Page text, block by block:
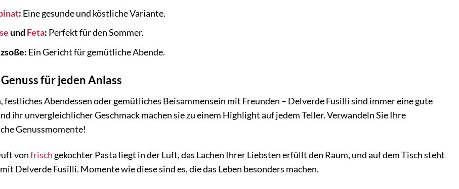
: Eine gesunde und köstliche Variante.
und Feta: Perfekt für den Sommer.
Ein Gericht für gemütliche Abende.
für jeden Anlass
festliches Abendessen oder gemütliches Beisammensein mit Freunden – Delverde Fusilli sind immer eine gute
ihr unvergleichlicher Geschmack machen sie zu einem Highlight auf jedem Teller. Verwandeln Sie Ihre
Genussmomente!
vonfrisch gekochter Pasta liegt in der Luft, das Lachen Ihrer Liebsten erfüllt den Raum, und auf dem Tisch steht
Delverde Fusilli. Momente wie diese sind es, die das Leben besonders machen.